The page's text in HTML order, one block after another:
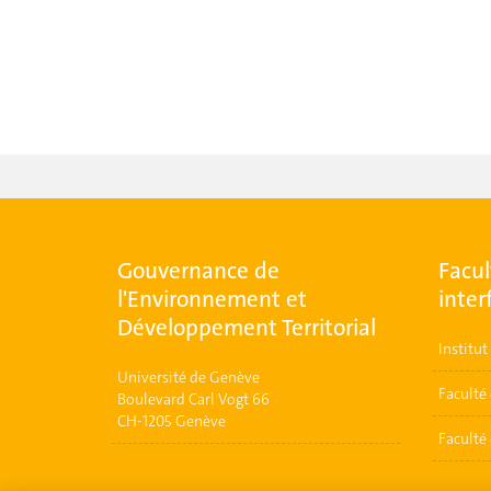
Gouvernance de
l'Environnement et
Développement Territorial
Université de Genève
Boulevard Carl Vogt 66
CH-1205 Genève
Institut
Faculté